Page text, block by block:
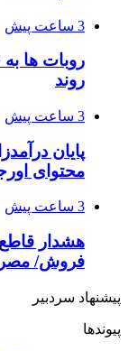
3 ساعت پیش
روبات ها
روند
3 ساعت پیش
پایان
محتوای
3 ساعت پیش
هشدار قاطع
فروش/
پیشنهاد سردبیر
پیوندها